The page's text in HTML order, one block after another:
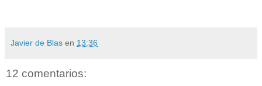
Javier de Blas en 13:36
12 comentarios: